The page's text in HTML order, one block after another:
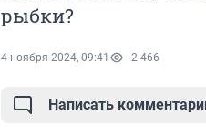
рыбки?
4 ноября 2024, 09:41 2 466
Написать